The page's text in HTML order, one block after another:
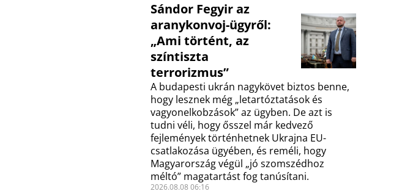
Sándor Fegyir az
aranykonvoj-ügyről:
„Ami történt, az
színtiszta
terrorizmus”
A budapesti ukrán nagykövet biztos benne,
hogy lesznek még „letartóztatások és
vagyonelkobzások” az ügyben. De azt is
tudni véli, hogy ősszel már kedvező
fejlemények történhetnek Ukrajna EU-
csatlakozása ügyében, és reméli, hogy
Magyarország végül „jó szomszédhoz
méltó” magatartást fog tanúsítani.
2026.08.08 06:16